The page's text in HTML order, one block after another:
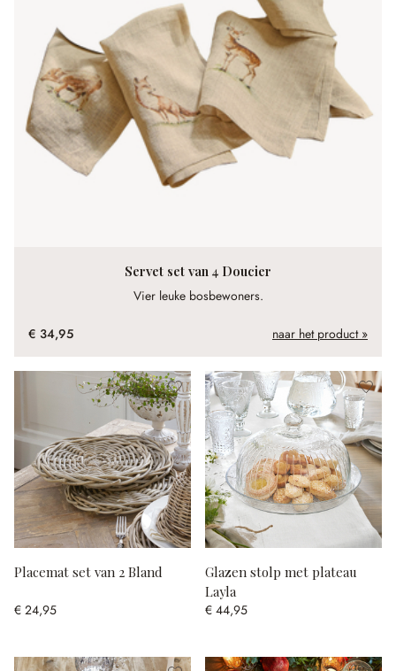
Servet set van 4 Doucier
Vier leuke bosbewoners.
€ 34,95 naar het product »
Placemat set van 2 Bland
€ 24,95
Glazen stolp met plateau
Layla
€ 44,95